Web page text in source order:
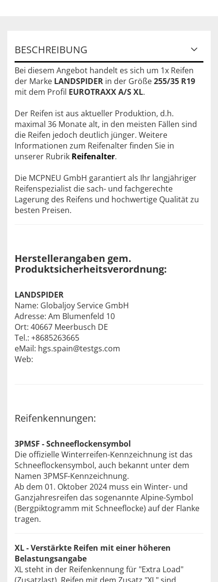
BESCHREIBUNG
Bei diesem Angebot handelt es sich um 1x Reifen
der Marke LANDSPIDER in der Größe255/35 R19
mit dem Profil EUROTRAXX A/S XL.
Der Reifen ist aus aktueller Produktion, d.h.
maximal 36 Monate alt, in den meisten Fällen sind
die Reifen jedoch deutlich jünger. Weitere
Informationen zum Reifenalter finden Sie in
unserer Rubrik Reifenalter.
Die MCPNEU GmbH garantiert als Ihr langjähriger
Reifenspezialist die sach- und fachgerechte
Lagerung des Reifens und hochwertige Qualität zu
besten Preisen.
Herstellerangaben gem.
Produktsicherheitsverordnung:
LANDSPIDER
Name: Globaljoy Service GmbH
Adresse: Am Blumenfeld 10
Ort: 40667 Meerbusch DE
Tel.: +8685263665
eMail: hgs.spain@testgs.com
Web:
Reifenkennungen:
3PMSF - Schneeflockensymbol
Die offizielle Winterreifen-Kennzeichnung ist das
Schneeflockensymbol, auch bekannt unter dem
Namen 3PMSF-Kennzeichnung.
Ab dem 01. Oktober 2024 muss ein Winter- und
Ganzjahresreifen das sogenannte Alpine-Symbol
(Bergpiktogramm mit Schneeflocke) auf der Flanke
tragen.
XL - Verstärkte Reifen mit einer höheren
Belastungsangabe
XL steht in der Reifenkennung für "Extra Load"